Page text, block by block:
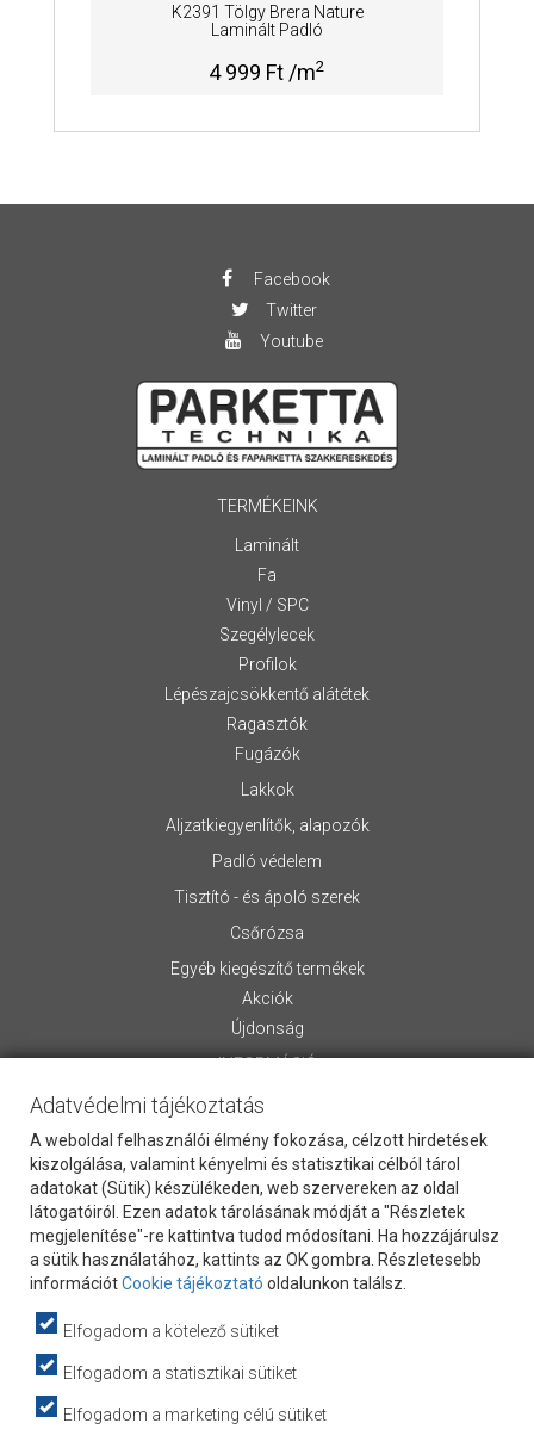
K2391 Tölgy Brera Nature
Laminált Padló
4 999 Ft /m2
Facebook
Twitter
Youtube
TERMÉKEINK
Laminált
Fa
Vinyl / SPC
Szegélylecek
Profilok
Lépészajcsökkentő alátétek
Ragasztók
Fugázók
Lakkok
Aljzatkiegyenlítők, alapozók
Padló védelem
Tisztító - és ápoló szerek
Csőrózsa
Egyéb kiegészítő termékek
Akciók
Újdonság
INFORMÁCIÓ
Rólunk
Általános Szerződési Feltételek
Szállítási információk
Letölthető anyagok
Kapcsolat
Vevőszolgálat
Cookie Szabályzat
Hasznos információk
webpartners
Adatvédelmi tájékoztatás
A weboldal felhasználói élmény fokozása, célzott hirdetések
kiszolgálása, valamint kényelmi és statisztikai célból tárol
adatokat (Sütik) készülékeden, web szervereken az oldal
látogatóiról. Ezen adatok tárolásának módját a "Részletek
megjelenítése"-re kattintva tudod módosítani. Ha hozzájárulsz
a sütik használatához, kattints az OK gombra. Részletesebb
információtCookie tájékoztató oldalunkon találsz.
Elfogadom a kötelező sütiket
Elfogadom a statisztikai sütiket
Elfogadom a marketing célú sütiket